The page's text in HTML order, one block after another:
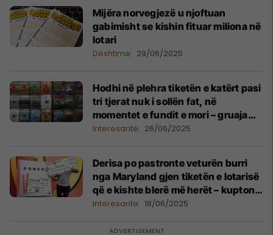
Mijëra norvegjezë u njoftuan
gabimisht se kishin fituar miliona në
lotari
Dështime 29/06/2025
Hodhi në plehra tiketën e katërt pasi
tri tjerat nuk i sollën fat, në
momentet e fundit e mori – gruaja
nga Kentucky thotë se me të fitoi 80
Interesante 26/06/2025
Derisa po pastronte veturën burri
nga Maryland gjen tiketën e lotarisë
që e kishte blerë më herët – kupton
se i ka fituar 50 mijë dollarë
Interesante 18/06/2025